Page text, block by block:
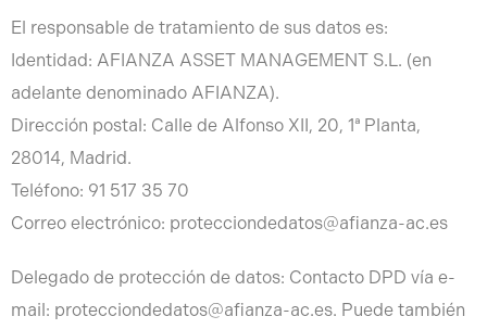
El responsable de tratamiento de sus datos es:
Identidad: AFIANZA ASSET MANAGEMENT S.L. (en
adelante denominado AFIANZA).
Dirección postal: Calle de Alfonso XII, 20, 1ª Planta,
28014, Madrid.
Teléfono: 91 517 35 70
Correo electrónico: protecciondedatos@afianza-ac.es
Delegado de protección de datos: Contacto DPD vía e-
mail: protecciondedatos@afianza-ac.es. Puede también